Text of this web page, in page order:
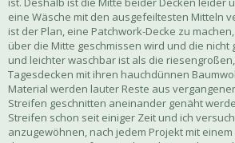
eine Wäsche mit den ausgefeiltesten Mitteln
ist der Plan, eine Patchwork-Decke zu
über die Mitte geschmissen wird und die nicht
und leichter waschbar ist als die
Tagesdecken mit ihren hauchdünnen
Material werden lauter Reste aus
Streifen geschnitten aneinander genäht
Streifen schon seit einiger Zeit und ich
anzugewöhnen, nach jedem Projekt mit